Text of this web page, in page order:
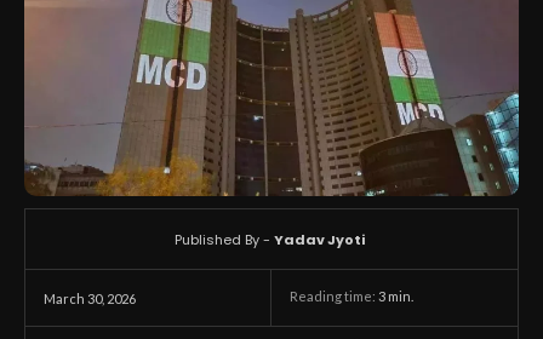
March 30, 2026 Reading time: 3 min.
Published By - Yadav Jyoti